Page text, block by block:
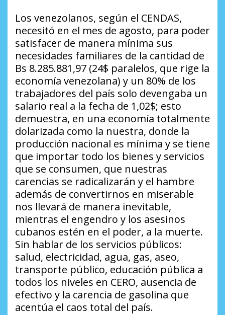
Los venezolanos, según el CENDAS,
necesitó en el mes de agosto, para poder
satisfacer de manera mínima sus
necesidades familiares de la cantidad de
Bs 8.285.881,97 (24$ paralelos, que rige la
economía venezolana) y un 80% de los
trabajadores del país solo devengaba un
salario real a la fecha de 1,02$; esto
demuestra, en una economía totalmente
dolarizada como la nuestra, donde la
producción nacional es mínima y se tiene
que importar todo los bienes y servicios
que se consumen, que nuestras
carencias se radicalizarán y el hambre
además de convertirnos en miserable
nos llevará de manera inevitable,
mientras el engendro y los asesinos
cubanos estén en el poder, a la muerte.
Sin hablar de los servicios públicos:
salud, electricidad, agua, gas, aseo,
transporte público, educación pública a
todos los niveles en CERO, ausencia de
efectivo y la carencia de gasolina que
acentúa el caos total del país.